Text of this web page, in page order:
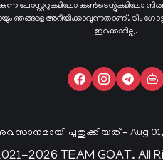
പോസ്റ്ററുകളിലോ കൺടെന്റുകളിലോ
ഞങ്ങളെ അറിയിക്കാവുന്നതാണ്. ടീം
ഇറക്കാറില്ല.
പുതുക്കിയത് - Aug 01,
2026 TEAM GOAT. All